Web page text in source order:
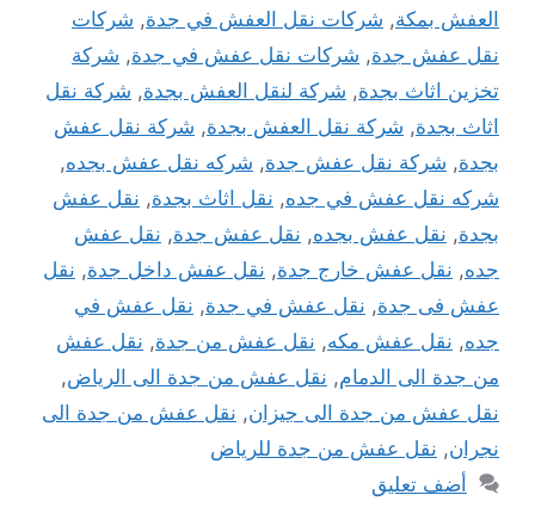
العفش بمكة, شركات نقل العفش في جدة, شركات
نقل عفش جدة, شركات نقل عفش في جدة, شركة
تخزين اثاث بجدة, شركة لنقل العفش بجدة, شركة نقل
اثاث بجدة, شركة نقل العفش بجدة, شركة نقل عفش
بجدة, شركة نقل عفش جدة, شركه نقل عفش بجده,
شركه نقل عفش في جده, نقل اثاث بجدة, نقل عفش
بجدة, نقل عفش بجده, نقل عفش جدة, نقل عفش
جده, نقل عفش خارج جدة, نقل عفش داخل جدة, نقل
عفش فى جدة, نقل عفش في جدة, نقل عفش في
جده, نقل عفش مكه, نقل عفش من جدة, نقل عفش
من جدة الى الدمام, نقل عفش من جدة الى الرياض,
نقل عفش من جدة الى جيزان, نقل عفش من جدة الى
نجران, نقل عفش من جدة للرياض
أضف تعليق